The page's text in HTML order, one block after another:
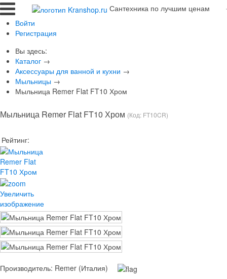
Сантехника по лучшим ценам
Войти
Регистрация
Вы здесь:
Каталог →
Аксессуары для ванной и кухни →
Мыльницы →
Мыльница Remer Flat FT10 Хром
Мыльница Remer Flat FT10 Хром (Код: FT10CR)
Рейтинг:
Увеличить
изображение
Производитель: Remer (Италия)